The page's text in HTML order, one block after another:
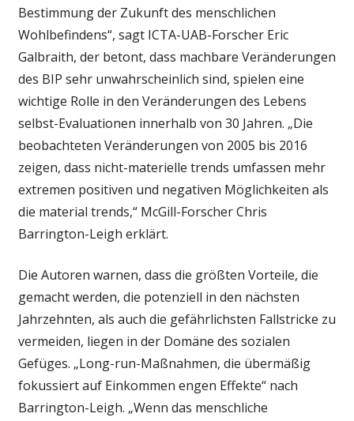
Bestimmung der Zukunft des menschlichen
Wohlbefindens“, sagt ICTA-UAB-Forscher Eric
Galbraith, der betont, dass machbare Veränderungen
des BIP sehr unwahrscheinlich sind, spielen eine
wichtige Rolle in den Veränderungen des Lebens
selbst-Evaluationen innerhalb von 30 Jahren. „Die
beobachteten Veränderungen von 2005 bis 2016
zeigen, dass nicht-materielle trends umfassen mehr
extremen positiven und negativen Möglichkeiten als
die material trends,“ McGill-Forscher Chris
Barrington-Leigh erklärt.
Die Autoren warnen, dass die größten Vorteile, die
gemacht werden, die potenziell in den nächsten
Jahrzehnten, als auch die gefährlichsten Fallstricke zu
vermeiden, liegen in der Domäne des sozialen
Gefüges. „Long-run-Maßnahmen, die übermäßig
fokussiert auf Einkommen engen Effekte“ nach
Barrington-Leigh. „Wenn das menschliche